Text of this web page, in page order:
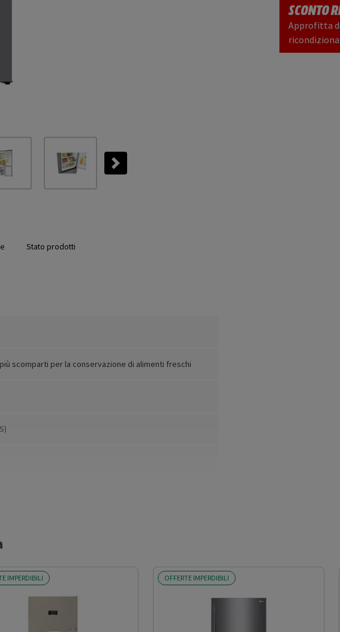
Next
SCONTO
Approfitta
Stato prodotti
scomparti per la conservazione di alimenti freschi
IMPERDIBILI OFFERTE IMPERDIBILI